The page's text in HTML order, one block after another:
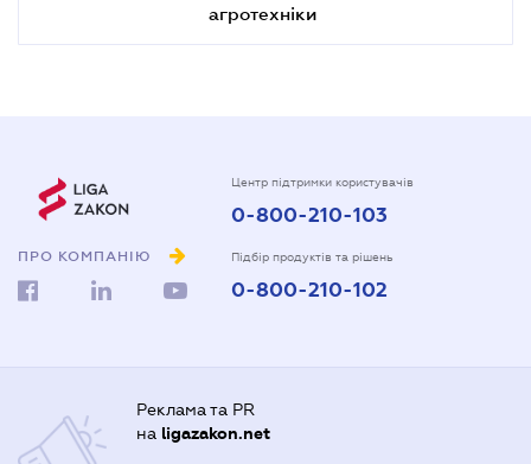
агротехніки
ПРО КОМПАНІЮ
Центр підтримки користувачів
0-800-210-103
Підбір продуктів та рішень
0-800-210-102
Реклама та PR
на ligazakon.net